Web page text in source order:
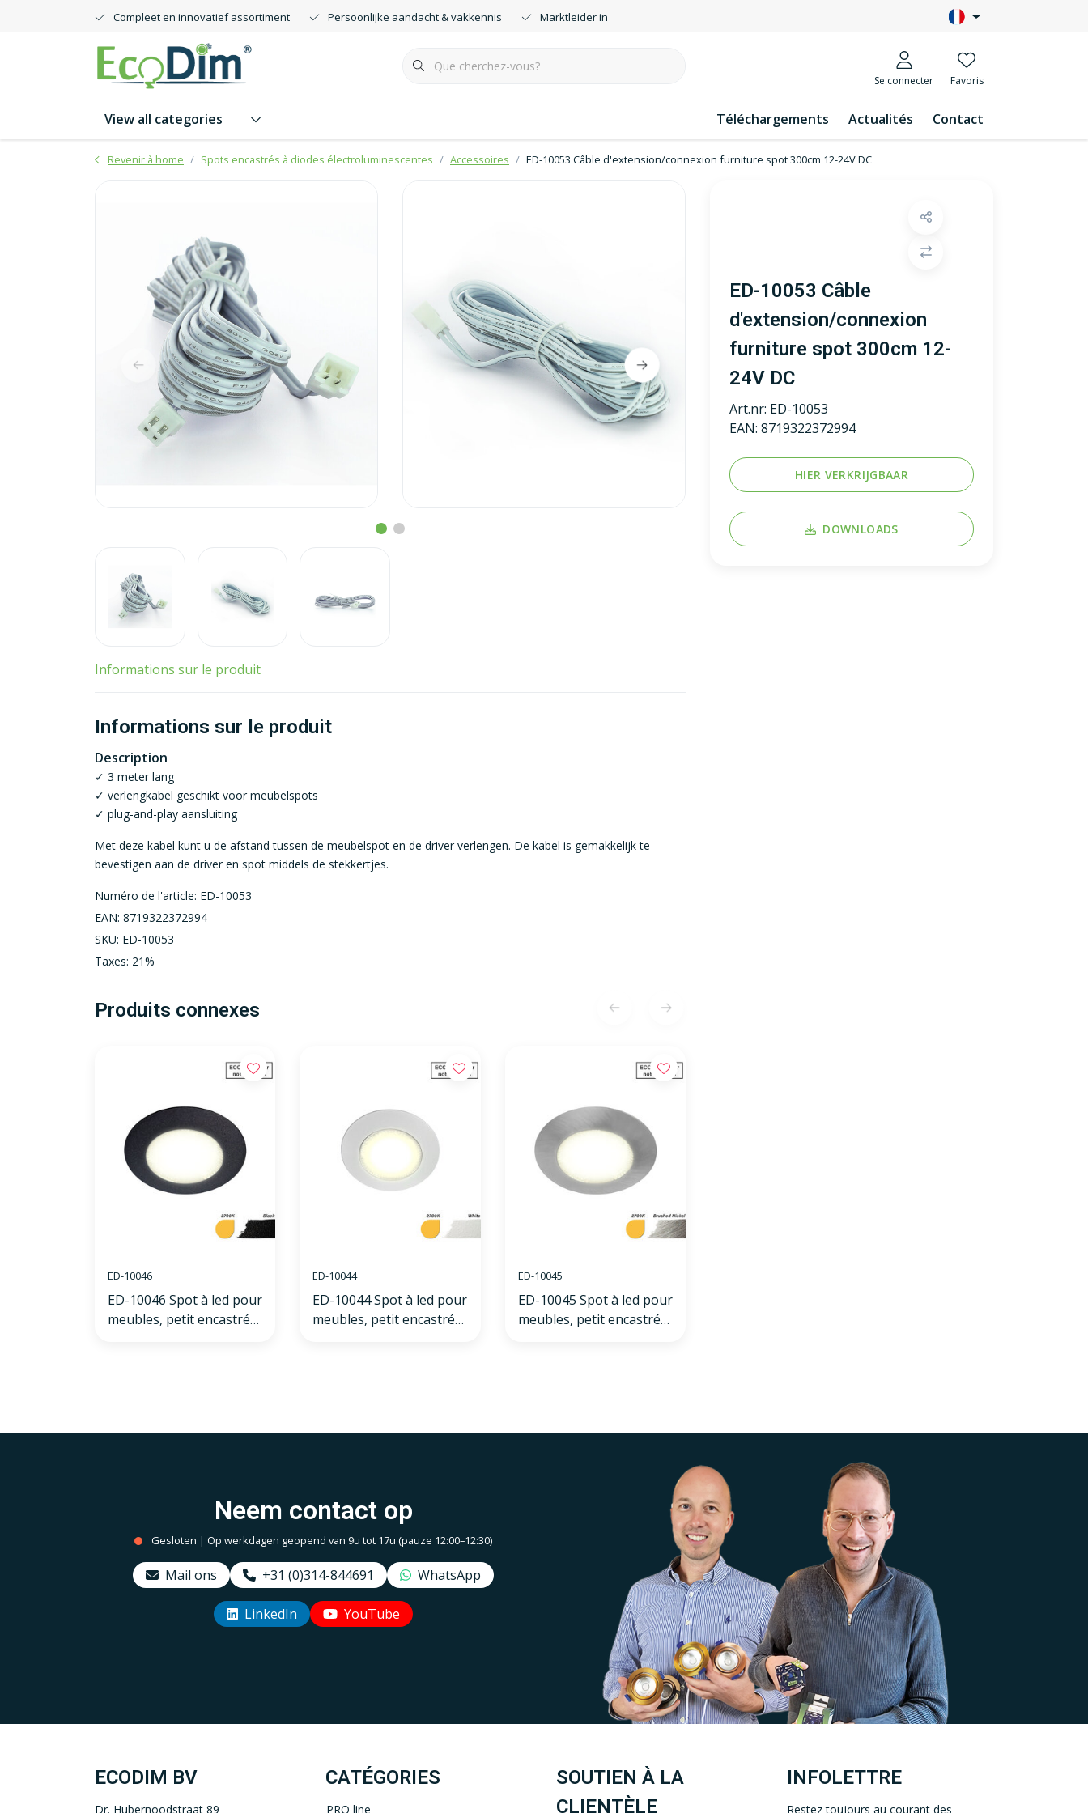
Compleet en innovatief assortiment Persoonlijke aandacht & vakkennis Marktleider in smartdimmers
Se connecter Favoris
View all categories Téléchargements Actualités Contact
Revenir à home Spots encastrés à diodes électroluminescentes Accessoires ED-10053 Câble d'extension/connexion furniture spot 300cm 12-24V DC
ED-10053 Câble
d'extension/connexion
furniture spot 300cm 12-
24V DC
Art.nr: ED-10053
EAN: 8719322372994
HIER VERKRIJGBAAR
DOWNLOADS
Informations sur le produit
Informations sur le produit
Description
✓ 3 meter lang
✓ verlengkabel geschikt voor meubelspots
✓ plug-and-play aansluiting
Met deze kabel kunt u de afstand tussen de meubelspot en de driver verlengen. De kabel is gemakkelijk te
bevestigen aan de driver en spot middels de stekkertjes.
Numéro de l'article: ED-10053
EAN: 8719322372994
SKU: ED-10053
Taxes: 21%
Produits connexes
ED-10046
ED-10046 Spot à led pour
meubles, petit encastré
ED-10044
ED-10044 Spot à led pour
meubles, petit encastré
ED-10045
ED-10045 Spot à led pour
meubles, petit encastré
Neem contact op
Gesloten | Op werkdagen geopend van 9u tot 17u (pauze 12:00–12:30)
Mail ons +31 (0)314-844691 WhatsApp
LinkedIn YouTube
Uw EcoDim team
ECODIM BV
Dr. Hubernoodstraat 89
CATÉGORIES
PRO line
SOUTIEN À LA
CLIENTÈLE
INFOLETTRE
Restez toujours au courant des